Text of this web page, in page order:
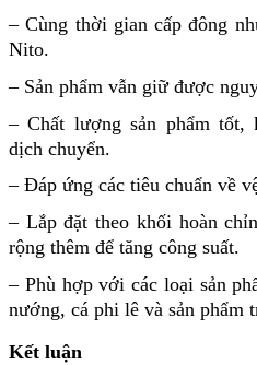
– Cùng thời gian cấp đông
Nito.
– Sản phẩm vẫn giữ được
– Chất lượng sản phẩm tốt,
dịch chuyển.
– Đáp ứng các tiêu chuẩn về
– Lắp đặt theo khối hoàn
rộng thêm để tăng công suất.
– Phù hợp với các loại sản
nướng, cá phi lê và sản phẩm
Kết luận